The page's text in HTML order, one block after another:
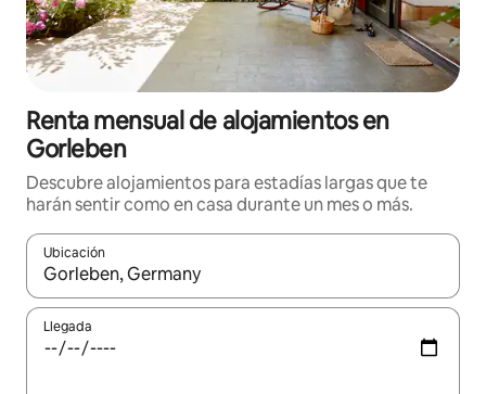
Renta mensual de alojamientos en
Gorleben
Descubre alojamientos para estadías largas que te
harán sentir como en casa durante un mes o más.
Ubicación
Cuando los resultados estén disponibles, navega con las
Llegada